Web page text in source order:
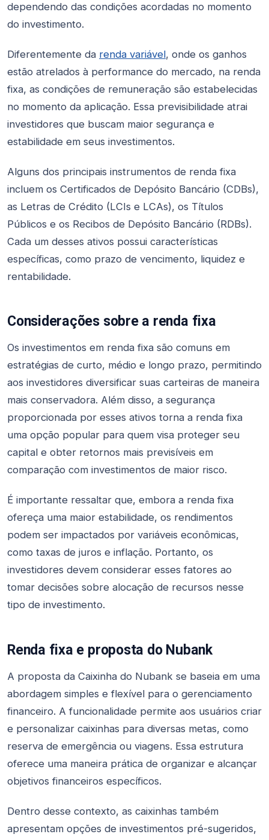
dependendo das condições acordadas no momento
do investimento.
Diferentemente da renda variável, onde os ganhos
estão atrelados à performance do mercado, na renda
fixa, as condições de remuneração são estabelecidas
no momento da aplicação. Essa previsibilidade atrai
investidores que buscam maior segurança e
estabilidade em seus investimentos.
Alguns dos principais instrumentos de renda fixa
incluem os Certificados de Depósito Bancário (CDBs),
as Letras de Crédito (LCIs e LCAs), os Títulos
Públicos e os Recibos de Depósito Bancário (RDBs).
Cada um desses ativos possui características
específicas, como prazo de vencimento, liquidez e
rentabilidade.
Considerações sobre a renda fixa
Os investimentos em renda fixa são comuns em
estratégias de curto, médio e longo prazo, permitindo
aos investidores diversificar suas carteiras de maneira
mais conservadora. Além disso, a segurança
proporcionada por esses ativos torna a renda fixa
uma opção popular para quem visa proteger seu
capital e obter retornos mais previsíveis em
comparação com investimentos de maior risco.
É importante ressaltar que, embora a renda fixa
ofereça uma maior estabilidade, os rendimentos
podem ser impactados por variáveis econômicas,
como taxas de juros e inflação. Portanto, os
investidores devem considerar esses fatores ao
tomar decisões sobre alocação de recursos nesse
tipo de investimento.
Renda fixa e proposta do Nubank
A proposta da Caixinha do Nubank se baseia em uma
abordagem simples e flexível para o gerenciamento
financeiro. A funcionalidade permite aos usuários criar
e personalizar caixinhas para diversas metas, como
reserva de emergência ou viagens. Essa estrutura
oferece uma maneira prática de organizar e alcançar
objetivos financeiros específicos.
Dentro desse contexto, as caixinhas também
apresentam opções de investimentos pré-sugeridos,